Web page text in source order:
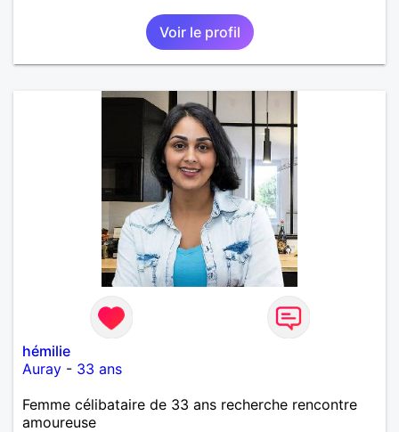
Voir le profil
hémilie
Auray - 33 ans
Femme célibataire de 33 ans recherche rencontre
amoureuse